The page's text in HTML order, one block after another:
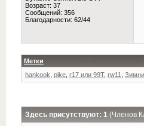
Возраст: 37
Сообщений: 356
Благодарности: 62/44
Метки
hankook pike r17 или 99Т, rw11
Здесь присутствуют: 1 (Членов